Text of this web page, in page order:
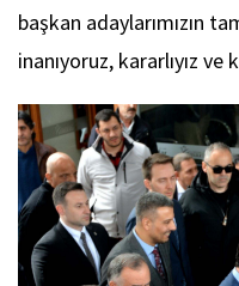
başkan adaylarımızın
inanıyoruz, kararlıyız ve